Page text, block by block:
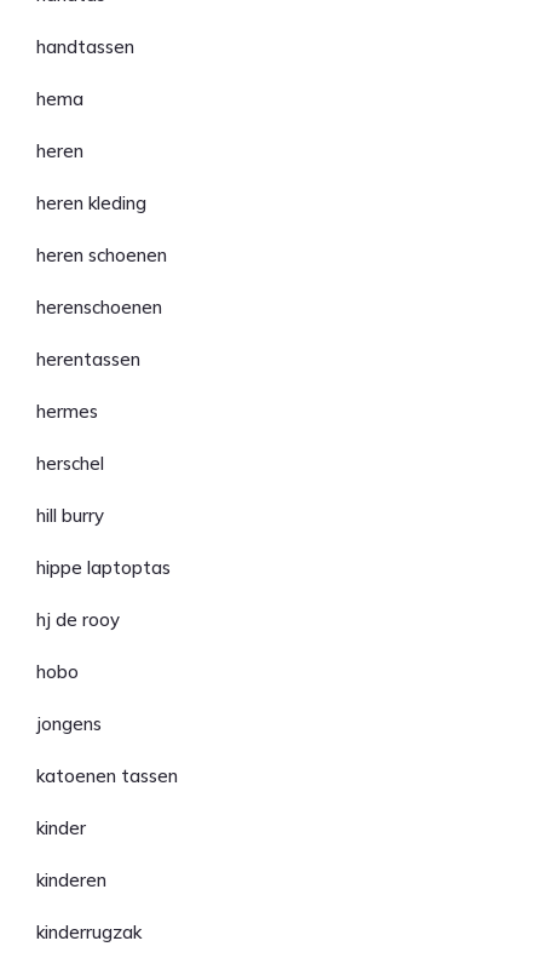
handtassen
hema
heren
heren kleding
heren schoenen
herenschoenen
herentassen
hermes
herschel
hill burry
hippe laptoptas
hj de rooy
hobo
jongens
katoenen tassen
kinder
kinderen
kinderrugzak